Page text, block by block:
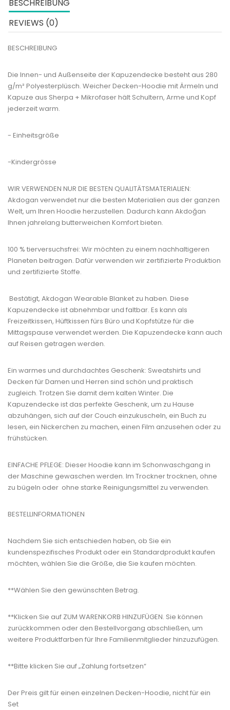
BESCHREIBUNG
REVIEWS (0)
BESCHREIBUNG
Die Innen- und Außenseite der Kapuzendecke besteht aus 280
g/m² Polyesterplüsch. Weicher Decken-Hoodie mit Ärmeln und
Kapuze aus Sherpa + Mikrofaser hält Schultern, Arme und Kopf
jederzeit warm.
- Einheitsgröße
-Kindergrösse
WIR VERWENDEN NUR DIE BESTEN QUALITÄTSMATERIALIEN:
Akdogan verwendet nur die besten Materialien aus der ganzen
Welt, um Ihren Hoodie herzustellen. Dadurch kann Akdoğan
Ihnen jahrelang butterweichen Komfort bieten.
100 % tierversuchsfrei: Wir möchten zu einem nachhaltigeren
Planeten beitragen. Dafür verwenden wir zertifizierte Produktion
und zertifizierte Stoffe.
Bestätigt, Akdogan Wearable Blanket zu haben. Diese
Kapuzendecke ist abnehmbar und faltbar. Es kann als
Freizeitkissen, Hüftkissen fürs Büro und Kopfstütze für die
Mittagspause verwendet werden. Die Kapuzendecke kann auch
auf Reisen getragen werden.
Ein warmes und durchdachtes Geschenk: Sweatshirts und
Decken für Damen und Herren sind schön und praktisch
zugleich. Trotzen Sie damit dem kalten Winter. Die
Kapuzendecke ist das perfekte Geschenk, um zu Hause
abzuhängen, sich auf der Couch einzukuscheln, ein Buch zu
lesen, ein Nickerchen zu machen, einen Film anzusehen oder zu
frühstücken.
EINFACHE PFLEGE: Dieser Hoodie kann im Schonwaschgang in
der Maschine gewaschen werden. Im Trockner trocknen, ohne
zu bügeln oder ohne starke Reinigungsmittel zu verwenden.
BESTELLINFORMATIONEN
Nachdem Sie sich entschieden haben, ob Sie ein
kundenspezifisches Produkt oder ein Standardprodukt kaufen
möchten, wählen Sie die Größe, die Sie kaufen möchten.
**Wählen Sie den gewünschten Betrag.
**Klicken Sie auf ZUM WARENKORB HINZUFÜGEN. Sie können
zurückkommen oder den Bestellvorgang abschließen, um
weitere Produktfarben für Ihre Familienmitglieder hinzuzufügen.
**Bitte klicken Sie auf „Zahlung fortsetzen“
Der Preis gilt für einen einzelnen Decken-Hoodie, nicht für ein
Set